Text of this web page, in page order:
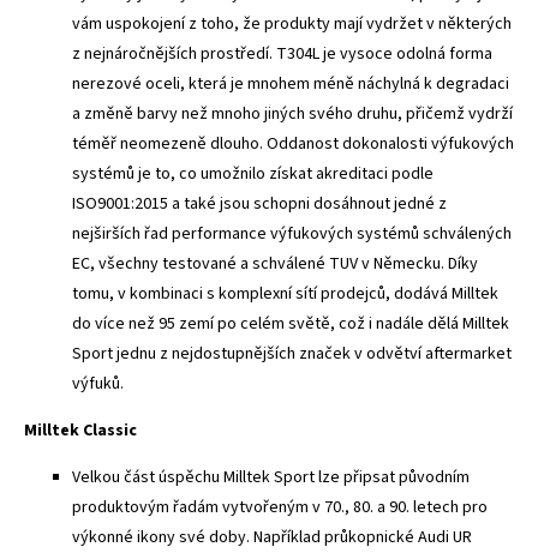
vám uspokojení z toho, že produkty mají vydržet v některých
z nejnáročnějších prostředí. T304L je vysoce odolná forma
nerezové oceli, která je mnohem méně náchylná k degradaci
a změně barvy než mnoho jiných svého druhu, přičemž vydrží
téměř neomezeně dlouho. Oddanost dokonalosti výfukových
systémů je to, co umožnilo získat akreditaci podle
ISO9001:2015 a také jsou schopni dosáhnout jedné z
nejširších řad performance výfukových systémů schválených
EC, všechny testované a schválené TUV v Německu. Díky
tomu, v kombinaci s komplexní sítí prodejců, dodává Milltek
do více než 95 zemí po celém světě, což i nadále dělá Milltek
Sport jednu z nejdostupnějších značek v odvětví aftermarket
výfuků.
Milltek Classic
Velkou část úspěchu Milltek Sport lze připsat původním
produktovým řadám vytvořeným v 70., 80. a 90. letech pro
výkonné ikony své doby. Například průkopnické Audi UR